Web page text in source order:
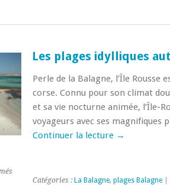
luxe
Méditerranée
sur
Les plages idylliques
Perle de la Balagne, l’Île Rousse
corse. Connu pour son climat
et sa vie nocturne animée, l’Île-
voyageurs avec ses magnifiques
Continuer la lecture →
Catégories : La Balagne, plages Balagne|